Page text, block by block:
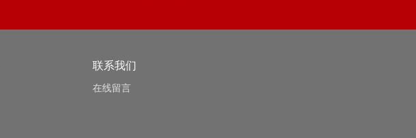
联系我们
在线留言